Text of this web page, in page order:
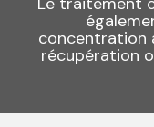
concentration
récupération